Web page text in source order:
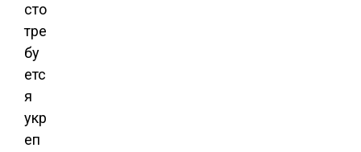
сто
тре
бу
етс
я
укр
еп